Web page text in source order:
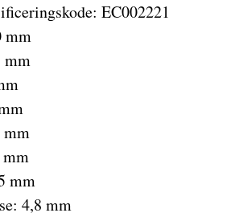
EC002221
mm
mm
mm
mm
4,8 mm